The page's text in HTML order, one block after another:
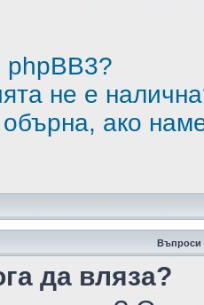
phpBB3?
не е
ако
Въпроси
да вляза?